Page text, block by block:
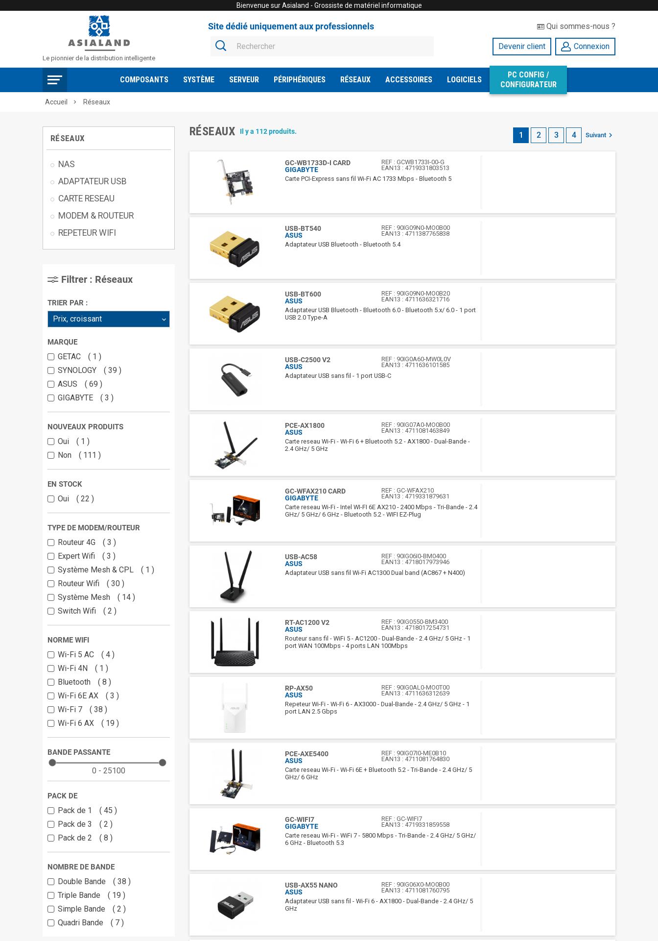
Bienvenue sur Asialand - Grossiste de matériel informatique
Le pionnier de la distribution intelligente
Site dédié uniquement aux professionnels Qui sommes-nous ?
Devenir client Connexion
COMPOSANTS SYSTÈME SERVEUR PÉRIPHÉRIQUES RÉSEAUX ACCESSOIRES LOGICIELS
PC CONFIG /
CONFIGURATEUR
Accueil  Réseaux
RÉSEAUX
NAS
ADAPTATEUR USB
CARTE RESEAU
MODEM & ROUTEUR
REPETEUR WIFI
Filtrer : Réseaux
TRIER PAR :
Prix, croissant
MARQUE
GETAC
1
SYNOLOGY
39
ASUS
69
GIGABYTE
3
NOUVEAUX PRODUITS
Oui
1
Non
111
EN STOCK
Oui 22
TYPE DE MODEM/ROUTEUR
Routeur 4G
3
Expert Wifi
3
Système Mesh & CPL
1
Routeur Wifi
30
Système Mesh
14
Switch Wifi
2
NORME WIFI
Wi-Fi 5 AC
4
Wi-Fi 4N
1
Bluetooth
8
Wi-Fi 6E AX
3
Wi-Fi 7
38
Wi-Fi 6 AX
19
BANDE PASSANTE
0 - 25100
PACK DE
Pack de 1
45
Pack de 3
2
Pack de 2
8
NOMBRE DE BANDE
Double Bande
38
Triple Bande
19
Simple Bande
2
Quadri Bande
7
RÉSEAUX Il y a 112 produits. 1 2 3 4 Suivant 
GC-WB1733D-I CARD
GIGABYTE
REF :GCWB1733I-00-G
EAN13 : 4719331803513
Carte PCI-Express sans fil Wi-Fi AC 1733 Mbps - Bluetooth 5
USB-BT540
ASUS
REF : 90IG09N0-MO0B00
EAN13 : 4711387765838
Adaptateur USB Bluetooth - Bluetooth 5.4
USB-BT600
ASUS
REF : 90IG09N0-MO0B20
EAN13 : 4711636321716
Adaptateur USB Bluetooth - Bluetooth 6.0 - Bluetooth 5.x/ 6.0 - 1 port
USB 2.0 Type-A
USB-C2500 V2
ASUS
REF : 90IG0A60-MW0L0V
EAN13 : 4711636101585
Adaptateur USB sans fil - 1 port USB-C
PCE-AX1800
ASUS
REF : 90IG07A0-MO0B00
EAN13 : 4711081463849
Carte reseau Wi-Fi - Wi-Fi 6 + Bluetooth 5.2 - AX1800 - Dual-Bande -
2.4 GHz/ 5 GHz
GC-WFAX210 CARD
GIGABYTE
REF :GC-WFAX210
EAN13 : 4719331879631
Carte reseau Wi-Fi - Intel WI-FI 6E AX210 - 2400 Mbps - Tri-Bande - 2.4
GHz/ 5 GHz/ 6 GHz - Bluetooth 5.2 - WIFI EZ-Plug
USB-AC58
ASUS
REF : 90IG06I0-BM0400
EAN13 : 4718017973946
Adaptateur USB sans fil Wi-Fi AC1300 Dual band (AC867 + N400)
RT-AC1200 V2
ASUS
REF : 90IG0550-BM3400
EAN13 : 4718017254731
Routeur sans fil - WiFi 5 - AC1200 - Dual-Bande - 2.4 GHz/ 5 GHz - 1
port WAN 100Mbps - 4 ports LAN 100Mbps
RP-AX50
ASUS
REF : 90IG0AL0-MO0T00
EAN13 : 4711636312639
Repeteur Wi-Fi - Wi-Fi 6 - AX3000 - Dual-Bande - 2.4 GHz/ 5 GHz - 1
port LAN 2.5 Gbps
PCE-AXE5400
ASUS
REF : 90IG07I0-ME0B10
EAN13 : 4711081764830
Carte reseau Wi-Fi - Wi-Fi 6E + Bluetooth 5.2 - Tri-Bande - 2.4 GHz/ 5
GHz/ 6 GHz
GC-WIFI7
GIGABYTE
REF :GC-WIFI7
EAN13 : 4719331859558
Carte reseau Wi-Fi - WiFi 7 - 5800 Mbps - Tri-Bande - 2.4 GHz/ 5 GHz/
6 GHz - Bluetooth 5.3
USB-AX55 NANO
ASUS
REF : 90IG06X0-MO0B00
EAN13 : 4711081760795
Adaptateur USB sans fil - Wi-Fi 6 - AX1800 - Dual-Bande - 2.4 GHz/ 5
GHz